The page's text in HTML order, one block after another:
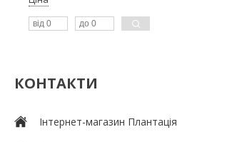
КОНТАКТИ
Інтернет-магазин Плантація